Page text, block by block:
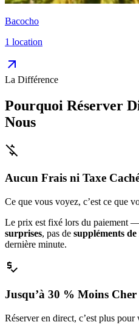
Bacocho
1 location
arrow_outward
La Différence
Pourquoi Réserver
Nous
money_off
Aucun Frais ni Taxe
Ce que vous voyez, c’est ce que
Le prix est fixé lors du paiement
surprises, pas de suppléments
dernière minute.
price_check
Jusqu’à 30 % Moins Cher
Réserver en direct, c’est plus pour